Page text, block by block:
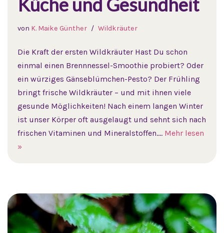
Küche und Gesundheit
von K. Maike Günther Wildkräuter
Die Kraft der ersten Wildkräuter Hast Du schon
einmal einen Brennnessel-Smoothie probiert? Oder
ein würziges Gänseblümchen-Pesto? Der Frühling
bringt frische Wildkräuter – und mit ihnen viele
gesunde Möglichkeiten! Nach einem langen Winter
ist unser Körper oft ausgelaugt und sehnt sich nach
frischen Vitaminen und Mineralstoffen.… Mehr lesen
»